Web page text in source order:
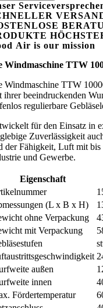
Air is our mission
Windmaschine TTW
Windmaschine TTW
ihrer beeindruckenden
regulierbare
für den Einsatz in
Zuverlässigkeit
der Fähigkeit, Luft mit bis
und Gewerbe.
Eigenschaft
(L x B x H)
ohne Verpackung
mit Verpackung
außen
innen
Fördertemperatur